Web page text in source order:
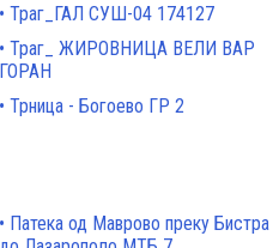
Траг_ГАЛ СУШ-04 174127
Траг_ ЖИРОВНИЦА ВЕЛИ ВАР
ГОРАН
Трница - Богоево ГР 2
Патека од Маврово преку Бистра